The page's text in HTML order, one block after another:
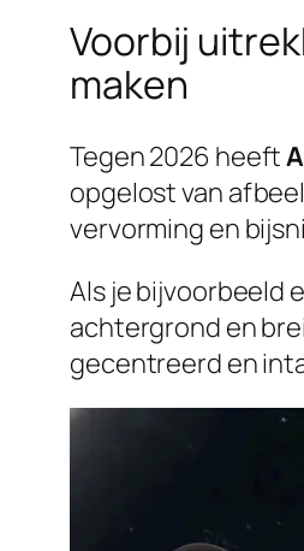
Voorbij
maken
Tegen 2026 heeft
opgelost van
vervorming en
Als je bijvoorbeeld
achtergrond en
gecentreerd en